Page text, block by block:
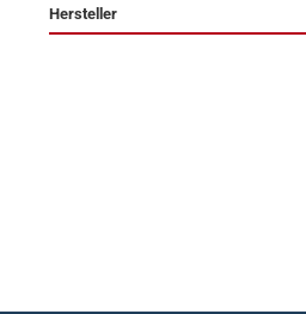
Hersteller